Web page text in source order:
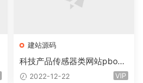
建站源码
科技产品传感器类网站pboot
cms模板(自适应手机)智能电
2022-12-22 VIP